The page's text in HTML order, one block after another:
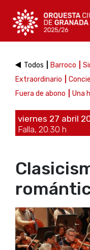
Todos Barroco
Extraordinario
Fuera de abono
Una
viernes 27 abril
Falla, 20:30 h